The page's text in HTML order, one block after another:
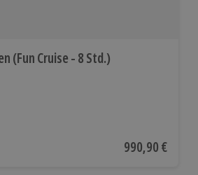
(Fun Cruise - 8 Std.)
Aktueller Preis
990,90 €